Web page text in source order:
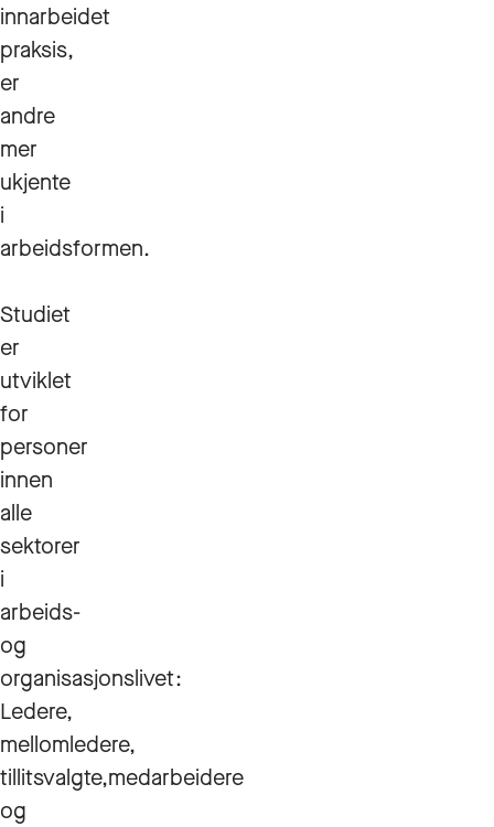
innarbeidet
praksis,
er
andre
mer
ukjente
i
arbeidsformen.
Studiet
er
utviklet
for
personer
innen
alle
sektorer
i
arbeids-
og
organisasjonslivet:
Ledere,
mellomledere,
tillitsvalgte,medarbeidere
og